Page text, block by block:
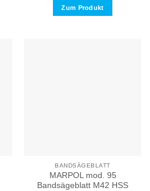
Zum Produkt
gewählt
werden
BANDSÄGEBLATT
MARPOL mod. 95
Bandsägeblatt M42 HSS